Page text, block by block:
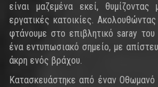
είναι μαζεμένα εκεί,
εργατικές κατοικίες.
φτάνουμε στο επιβλητικό saray
ένα εντυπωσιακό σημείο, με
άκρη ενός βράχου.
Κατασκευάστηκε από έναν